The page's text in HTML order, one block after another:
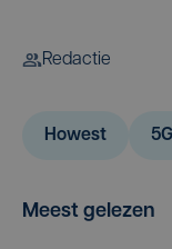
Redactie
Howest 5G
Meest gelezen